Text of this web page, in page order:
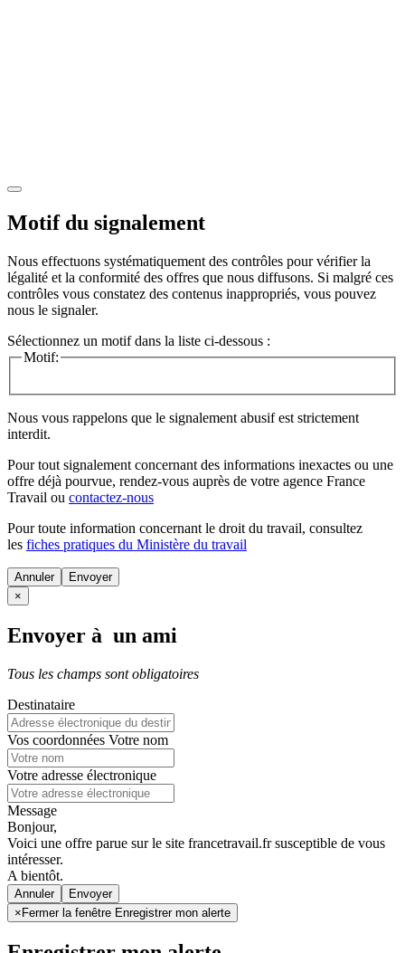
Motif du signalement
Nous effectuons systématiquement des contrôles pour vérifier la
légalité et la conformité des offres que nous diffusons. Si malgré ces
contrôles vous constatez des contenus inappropriés, vous pouvez
nous le signaler.
Sélectionnez un motif dans la liste ci-dessous :
Motif:
Nous vous rappelons que le signalement abusif est strictement
interdit.
Pour tout signalement concernant des informations inexactes ou une
offre déjà pourvue, rendez-vous auprès de votre agence France
Travail ou contactez-nous
Pour toute information concernant le droit du travail, consultez
les fiches pratiques du Ministère du travail
Annuler
×
Envoyer à un ami
Tous les champs sont obligatoires
Destinataire
Vos coordonnées Votre nom
Votre adresse électronique
Message
Bonjour,
Voici une offre parue sur le site francetravail.fr susceptible de vous
intéresser.
A bientôt.
Annuler
× Fermer la fenêtre Enregistrer mon alerte